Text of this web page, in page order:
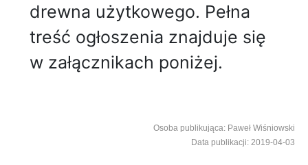
drewna użytkowego. Pełna
treść ogłoszenia znajduje się
w załącznikach poniżej.
Osoba publikująca: Paweł Wiśniowski
Data publikacji: 2019-04-03